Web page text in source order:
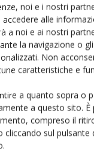
noi e i nostri
alle
a noi e ai nostri
la navigazione o
Non
caratteristiche e
a quanto sopra o
a questo sito.
compreso il
cliccando sul